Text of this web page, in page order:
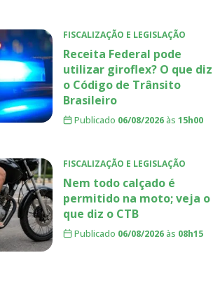
FISCALIZAÇÃO E LEGISLAÇÃO
Receita Federal pode
utilizar giroflex? O que diz
o Código de Trânsito
Brasileiro
Publicado 06/08/2026às 15h00
FISCALIZAÇÃO E LEGISLAÇÃO
Nem todo calçado é
permitido na moto; veja o
que diz o CTB
Publicado 06/08/2026às 08h15